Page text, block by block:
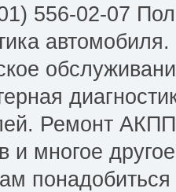
556-02-07
Ремонт
и многое
понадобиться